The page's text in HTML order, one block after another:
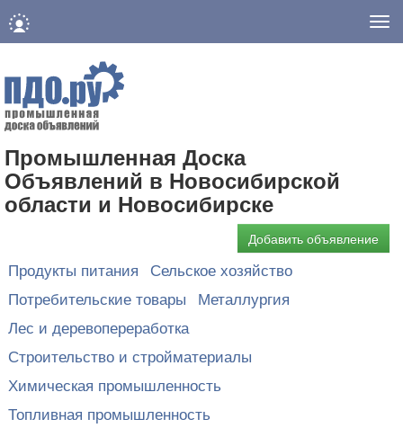
Промышленная Доска
Объявлений в Новосибирской
области и Новосибирске
Добавить объявление
Продукты питания Сельское хозяйство
Потребительские товары Металлургия
Лес и деревопереработка
Строительство и стройматериалы
Химическая промышленность
Топливная промышленность